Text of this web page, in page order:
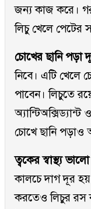
জন্য কাজ করে।
লিচু খেলে পেটের
চোখের ছানি পড়া
নিবে। এটি খেলে
পাবেন। লিচুতে
চোখে ছানি পড়াও
ত্বকের স্বাস্থ্য
কালচে দাগ দূর
করতেও লিচুর রস